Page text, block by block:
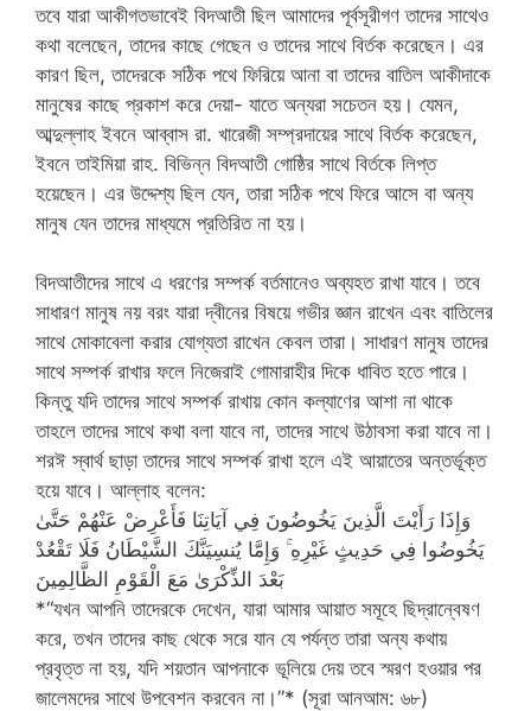
তবে যারা আকীগতভাবেই বিদআতী ছিল আমাদের পূর্বসূরীগণ তাদের সাথেও
কথা বলেছেন, তাদের কাছে গেছেন ও তাদের সাথে বির্তক করেছেন। এর
কারণ ছিল, তাদেরকে সঠিক পথে ফিরিয়ে আনা বা তাদের বাতিল আকীদাকে
মানুষের কাছে প্রকাশ করে দেয়া- যাতে অন্যরা সচেতন হয়। যেমন,
আব্দুল্লাহ ইবনে আব্বাস রা. খারেজী সম্প্রদায়ের সাথে বির্তক করেছেন,
ইবনে তাইমিয়া রাহ. বিভিন্ন বিদআতী গোষ্ঠির সাথে বির্তকে লিপ্ত
হয়েছেন। এর উদ্দেশ্য ছিল যেন, তারা সঠিক পথে ফিরে আসে বা অন্য
মানুষ যেন তাদের মাধ্যমে প্রতিরিত না হয়।
বিদআতীদের সাথে এ ধরণের সম্পর্ক বর্তমানেও অব্যহত রাখা যাবে। তবে
সাধারণ মানুষ নয় বরং যারা দ্বীনের বিষয়ে গভীর জ্ঞান রাখেন এবং বাতিলের
সাথে মোকাবেলা করার যোগ্যতা রাখেন কেবল তারা। সাধারণ মানুষ তাদের
সাথে সম্পর্ক রাখার ফলে নিজেরাই গোমারাহীর দিকে ধাবিত হতে পারে।
কিন্তু যদি তাদের সাথে সম্পর্ক রাখায় কোন কল্যাণের আশা না থাকে
তাহলে তাদের সাথে কথা বলা যাবে না, তাদের সাথে উঠাবসা করা যাবে না।
শরঈ স্বার্থ ছাড়া তাদের সাথে সম্পর্ক রাখা হলে এই আয়াতের অন্তর্ভূক্ত
হয়ে যাবে। আল্লাহ বলেন:
وَإِذَا رَأَيْتَ الَّذِينَ يَخُوضُونَ فِي آيَاتِنَا فَأَعْرِضْ عَنْهُمْ حَتَّىٰ
يَخُوضُوا فِي حَدِيثٍ غَيْرِهِ ۚ وَإِمَّا يُنسِيَنَّكَ الشَّيْطَانُ فَلَا تَقْعُدْ
بَعْدَ الذِّكْرَىٰ مَعَ الْقَوْمِ الظَّالِمِينَ
*“যখন আপনি তাদেরকে দেখেন, যারা আমার আয়াত সমূহে ছিদ্রান্বেষণ
করে, তখন তাদের কাছ থেকে সরে যান যে পর্যন্ত তারা অন্য কথায়
প্রবৃত্ত না হয়, যদি শয়তান আপনাকে ভূলিয়ে দেয় তবে স্মরণ হওয়ার পর
জালেমদের সাথে উপবেশন করবেন না।”* (সূরা আনআম: ৬৮)